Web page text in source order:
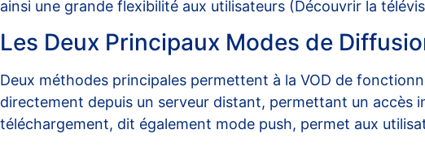
ainsi une grande flexibilité aux utilisateurs (Découvrir la
Les Deux Principaux Modes de
Deux méthodes principales permettent à la VOD de
directement depuis un serveur distant, permettant un accès
téléchargement, dit également mode push, permet aux